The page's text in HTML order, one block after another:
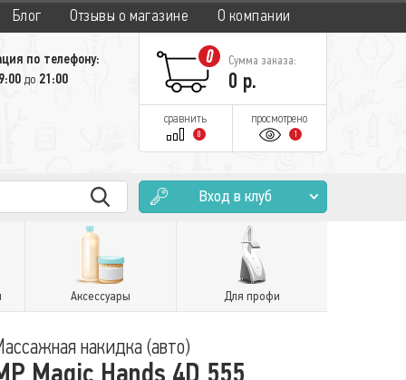
Блог Отзывы о магазине О компании
по телефону:
до 21:00
0 Сумма заказа:
0 р.
сравнить
0
просмотрено
1
Вход в клуб
Аксессуары Для профи
накидка (авто)